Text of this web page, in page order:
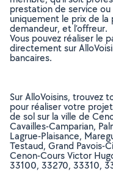
prestation de service
uniquement le prix de
demandeur, et l’offreur.
Vous pouvez réaliser le
directement sur
bancaires.
Sur AlloVoisins, trouvez
pour réaliser votre
de sol sur la ville de
Cavailles-Camparian,
Lagrue-Plaisance,
Testaud, Grand Pavois-
Cenon-Cours Victor
33100, 33270, 33310,